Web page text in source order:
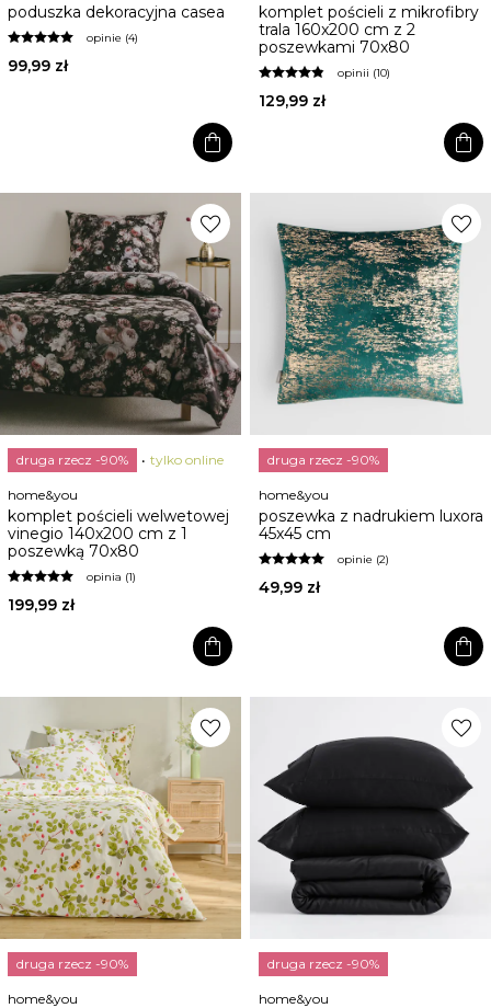
poduszka dekoracyjna casea
opinie (4)
99,99 zł
shopping_bag
komplet pościeli z mikrofibry
trala 160x200 cm z 2
poszewkami 70x80
opinii (10)
129,99 zł
shopping_bag
favorite
druga rzecz -90% tylko online
home&you
komplet pościeli welwetowej
vinegio 140x200 cm z 1
poszewką 70x80
opinia (1)
199,99 zł
shopping_bag
favorite
druga rzecz -90%
home&you
poszewka z nadrukiem luxora
45x45 cm
opinie (2)
49,99 zł
shopping_bag
favorite
druga rzecz -90%
home&you
favorite
druga rzecz -90%
home&you